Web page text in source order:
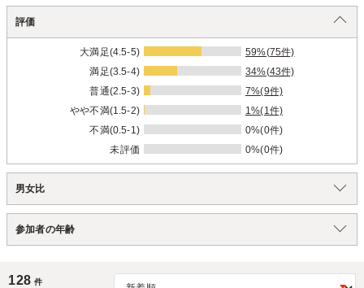
評価
大満足(4.5-5)
59%(75件)
満足(3.5-4)
34%(43件)
普通(2.5-3)
7%(9件)
やや不満(1.5-2)
1%(1件)
不満(0.5-1)
0%(0件)
未評価
0%(0件)
男女比
参加者の年齢
128 件